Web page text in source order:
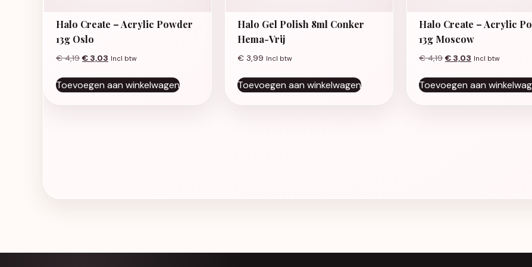
Halo Create – Acrylic Powder
13g Oslo
€4,19 Oorspronkelijke prijs was: € 4,19.
€ 3,03 Huidige prijs is: € 3,03.
Incl btw
Toevoegen aan winkelwagen
Halo Gel Polish 8ml Conker
Hema-Vrij
€ 3,99 Incl btw
Toevoegen aan winkelwagen
Halo Create – Acrylic
13g Moscow
€4,19 Oorspronkelijke prijs
€ 3,03 Huidige prijs is:
Incl btw
Toevoegen aan